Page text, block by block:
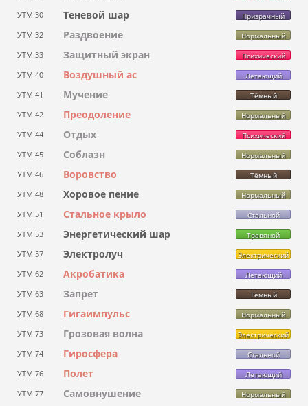
УТМ 30 Теневой шар Призрачный
УТМ 32 Раздвоение Нормальный
УТМ 33 Защитный экран Психический
УТМ 40 Воздушный ас Летающий
УТМ 41 Мучение Тёмный
УТМ 42 Преодоление Нормальный
УТМ 44 Отдых Психический
УТМ 45 Соблазн Нормальный
УТМ 46 Воровство Тёмный
УТМ 48 Хоровое пение Нормальный
УТМ 51 Стальное крыло Стальной
УТМ 53 Энергетический шар Травяной
УТМ 57 Электролуч Электрический
УТМ 62 Акробатика Летающий
УТМ 63 Запрет Тёмный
УТМ 68 Гигаимпульс Нормальный
УТМ 73 Грозовая волна Электрический
УТМ 74 Гиросфера Стальной
УТМ 76 Полет Летающий
УТМ 77 Самовнушение Нормальный